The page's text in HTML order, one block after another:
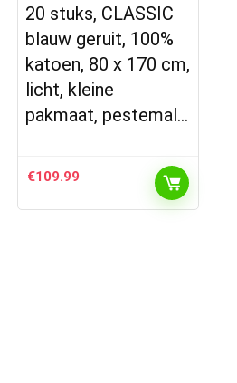
20 stuks, CLASSIC
blauw geruit, 100%
katoen, 80 x 170 cm,
licht, kleine
pakmaat, pestemal…
€109.99